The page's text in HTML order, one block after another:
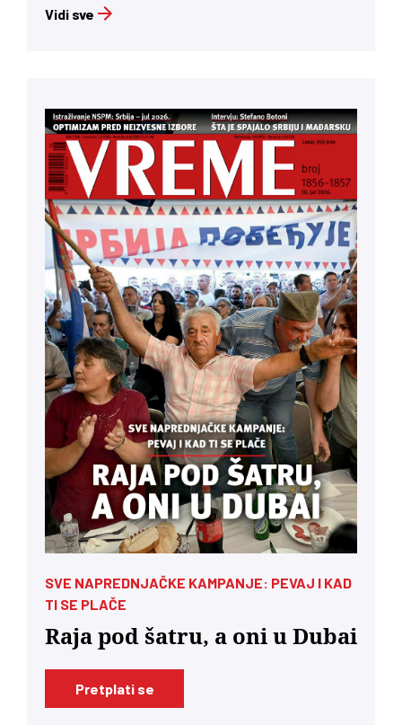
Vidi sve
SVE NAPREDNJAČKE KAMPANJE: PEVAJ I KAD
TI SE PLAČE
Raja pod šatru, a oni u Dubai
Pretplati se